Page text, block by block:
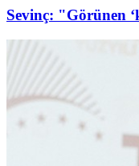
Sevinç: "Görünen